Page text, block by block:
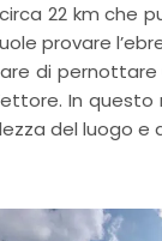
22 km che
provare
di
In
del luogo e